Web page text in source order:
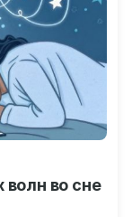
во сне